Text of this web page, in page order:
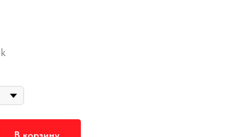
В корзину